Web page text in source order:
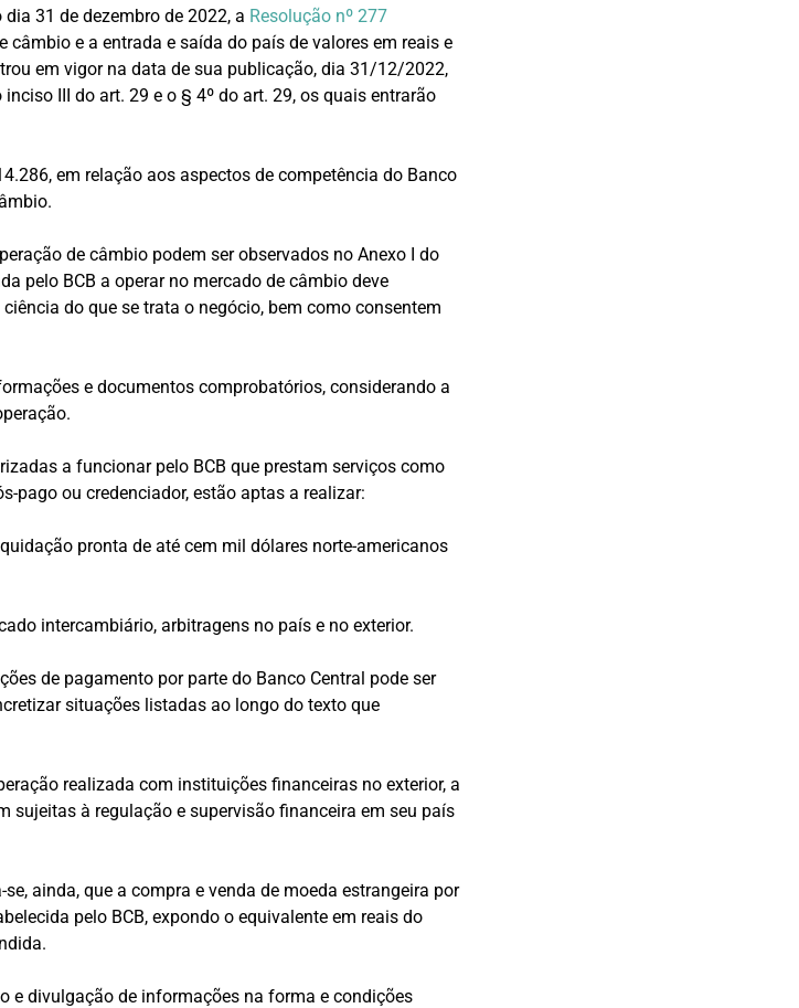
31 de dezembro de 2022, a Resolução nº 277
câmbio e a entrada e saída do país de valores em reais e
em vigor na data de sua publicação, dia 31/12/2022,
III do art. 29 e o § 4º do art. 29, os quais entrarão
em relação aos aspectos de competência do Banco
de câmbio podem ser observados no Anexo I do
pelo BCB a operar no mercado de câmbio deve
do que se trata o negócio, bem como consentem
e documentos comprobatórios, considerando a
a funcionar pelo BCB que prestam serviços como
pago ou credenciador, estão aptas a realizar:
pronta de até cem mil dólares norte-americanos
intercambiário, arbitragens no país e no exterior.
de pagamento por parte do Banco Central pode ser
situações listadas ao longo do texto que
realizada com instituições financeiras no exterior, a
sujeitas à regulação e supervisão financeira em seu país
ainda, que a compra e venda de moeda estrangeira por
pelo BCB, expondo o equivalente em reais do
e divulgação de informações na forma e condições